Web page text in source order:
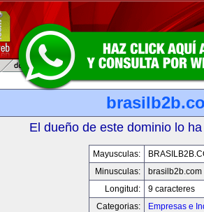
El dueño de este dominio lo
Mayusculas:
Minusculas:
brasilb2b.com
Longitud:
9 caracteres
Categorias:
Empresas e